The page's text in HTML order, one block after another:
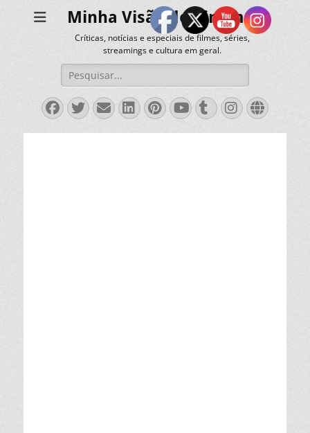
Minha Visão do Cinema
Críticas, notícias e especiais de filmes, séries,
streamings e cultura em geral.
Pesquisar
por:
Facebook
Twitter
EmailLinkedIn
Pinterest
YouTube
Tumblr